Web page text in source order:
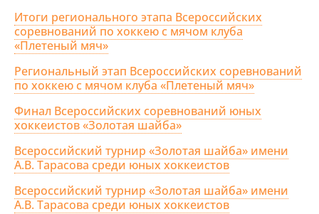
Итоги регионального этапа Всероссийских
соревнований по хоккею с мячом клуба
«Плетеный мяч»
Региональный этап Всероссийских соревнований
по хоккею с мячом клуба «Плетеный мяч»
Финал Всероссийских соревнований юных
хоккеистов «Золотая шайба»
Всероссийский турнир «Золотая шайба» имени
А.В. Тарасова среди юных хоккеистов
Всероссийский турнир «Золотая шайба» имени
А.В. Тарасова среди юных хоккеистов